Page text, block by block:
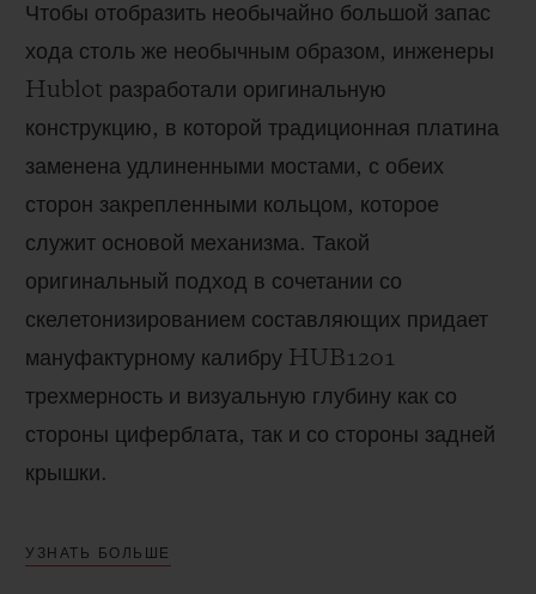
Чтобы отобразить необычайно большой запас
хода столь же необычным образом, инженеры
Hublot разработали оригинальную
конструкцию, в которой традиционная платина
заменена удлиненными мостами, с обеих
сторон закрепленными кольцом, которое
служит основой механизма. Такой
оригинальный подход в сочетании со
скелетонизированием составляющих придает
мануфактурному калибру HUB1201
трехмерность и визуальную глубину как со
стороны циферблата, так и со стороны задней
крышки.
УЗНАТЬ БОЛЬШЕ